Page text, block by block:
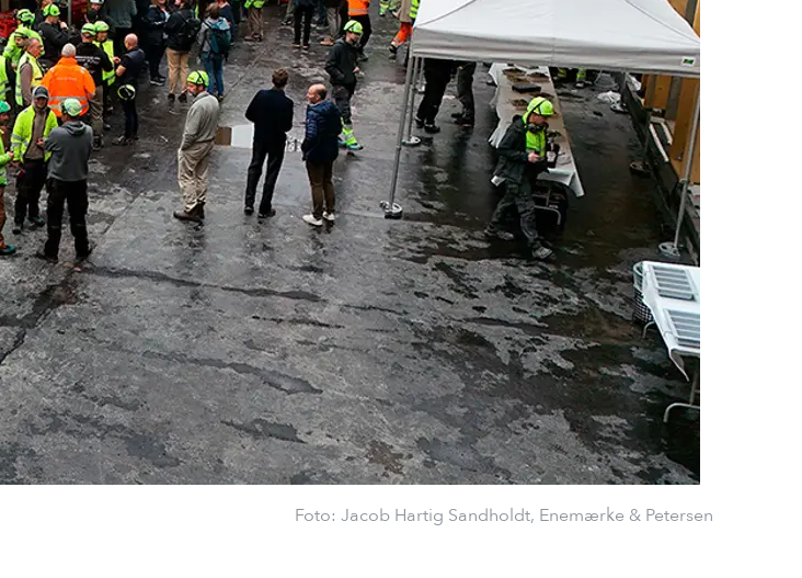
Foto: Jacob Hartig Sandholdt, Enemærke & Petersen